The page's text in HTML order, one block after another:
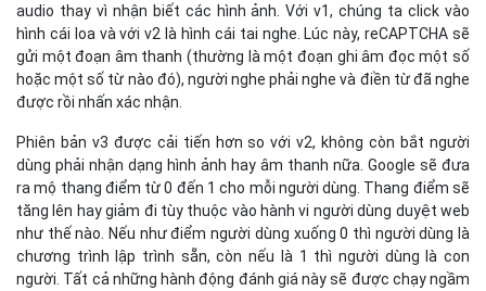
audio thay vì nhận biết các hình ảnh. Với v1, chúng ta click vào
hình cái loa và với v2 là hình cái tai nghe. Lúc này, reCAPTCHA sẽ
gửi một đoạn âm thanh (thường là một đoạn ghi âm đọc một số
hoặc một số từ nào đó), người nghe phải nghe và điền từ đã nghe
được rồi nhấn xác nhận.
Phiên bản v3 được cải tiến hơn so với v2, không còn bắt người
dùng phải nhận dạng hình ảnh hay âm thanh nữa. Google sẽ đưa
ra mộ thang điểm từ 0 đến 1 cho mỗi người dùng. Thang điểm sẽ
tăng lên hay giảm đi tùy thuộc vào hành vi người dùng duyệt web
như thế nào. Nếu như điểm người dùng xuống 0 thì người dùng là
chương trình lập trình sẵn, còn nếu là 1 thì người dùng là con
người. Tất cả những hành động đánh giá này sẽ được chạy ngầm